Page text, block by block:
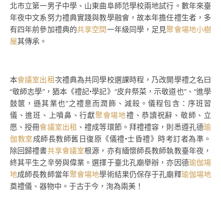
北市立第一男子中學、山東曲阜師范學校兩地試行。數年來臺
年夜中文系努力禮典實踐與教學融會，故本年擔任禮生者，多
有四年前參加禮典的共享空間一年級同學，足見聚會場地小樹
屋其傳承。
本會議室出租次禮典為共同學校選課時程，乃改開學禮之名曰
“敬師志學”，猶本《禮記•學記》“皮弁祭菜，示敬道也”、“進學
鼓篋，遜其業也”之禮意而潤飾、減殺。儀程包含：序班習
儀、進班、上噴鼻、行獻聚會場地禮、恭讀祝辭、敬師、立
愿、授冊會議室出租 、禮成等環節。拜禮禮容，則悉遵孔德瑜
伽教室成師長教師舊日復原《儀禮•士昏禮》時考訂者為準。
除回歸禮書共享會議室根源，亦有緬懷師長教師執教臺年夜，
終其平生之辛勞與偉業。選擇于臺北孔廟舉辦，亦因德瑜伽場
地成師長教師當年聚會場地學術結果仍保存于孔廟釋瑜伽場地
奠禮儀、器物中。于古于今，洵為兩美！